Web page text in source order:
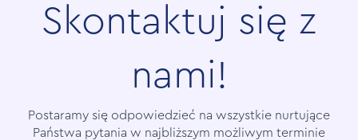
Skontaktuj się z
nami!
Postaramy się odpowiedzieć na wszystkie nurtujące
Państwa pytania w najbliższym możliwym terminie